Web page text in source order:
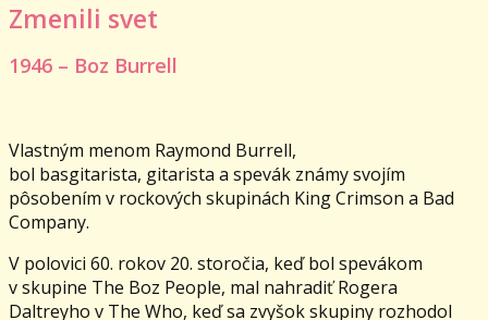
Zmenili svet
1946 – Boz Burrell
Vlastným menom Raymond Burrell,
bol basgitarista, gitarista a spevák známy svojím
pôsobením v rockových skupinách King Crimson a Bad
Company.
V polovici 60. rokov 20. storočia, keď bol spevákom
v skupine The Boz People, mal nahradiť Rogera
Daltreyho v The Who, keď sa zvyšok skupiny rozhodol